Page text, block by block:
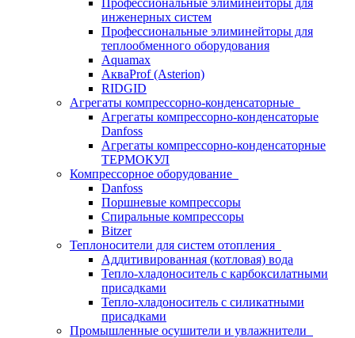
Профессиональные элиминейторы для
инженерных систем
Профессиональные элиминейторы для
теплообменного оборудования
Aquamax
АкваProf (Asterion)
RIDGID
Агрегаты компрессорно-конденсаторные
Агрегаты компрессорно-конденсаторые
Danfoss
Агрегаты компрессорно-конденсаторные
ТЕРМОКУЛ
Компрессорное оборудование
Danfoss
Поршневые компрессоры
Спиральные компрессоры
Bitzer
Теплоносители для систем отопления
Аддитивированная (котловая) вода
Тепло-хладоноситель с карбоксилатными
присадками
Тепло-хладоноситель с силикатными
присадками
Промышленные осушители и увлажнители